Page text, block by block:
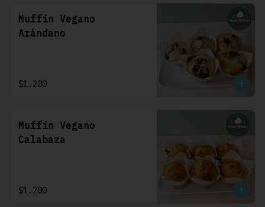
Muffin Vegano
Arándano
$1.200
Muffin Vegano
Calabaza
$1.200